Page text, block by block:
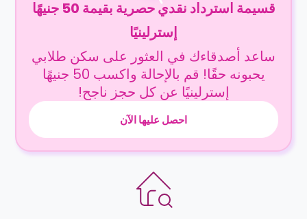
قسيمة استرداد نقدي حصرية بقيمة 50 جنيهًا
إسترلينيًا
ساعد أصدقاءك في العثور على سكن طلابي
يحبونه حقًا! قم بالإحالة واكسب 50 جنيهًا
إسترلينيًا عن كل حجز ناجح!
احصل عليها الآن